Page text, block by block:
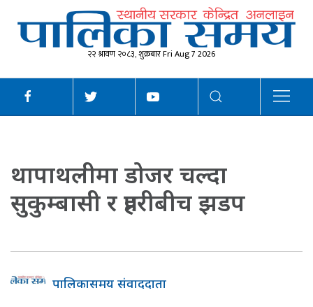
२२ श्रावण २०८३, शुक्रबार Fri Aug 7 2026
थापाथलीमा डोजर चल्दा
सुकुम्बासी र प्रहरीबीच झडप
पालिकासमय संवाददाता